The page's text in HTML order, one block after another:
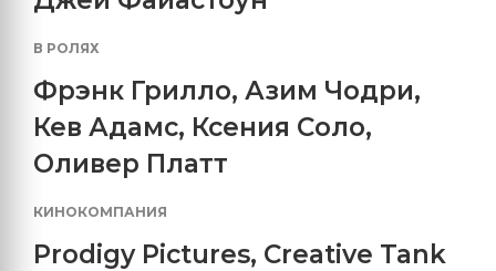
В РОЛЯХ
Фрэнк Грилло, Азим Чодри,
Кев Адамс, Ксения Соло,
Оливер Платт
КИНОКОМПАНИЯ
Prodigy Pictures, Creative Tank